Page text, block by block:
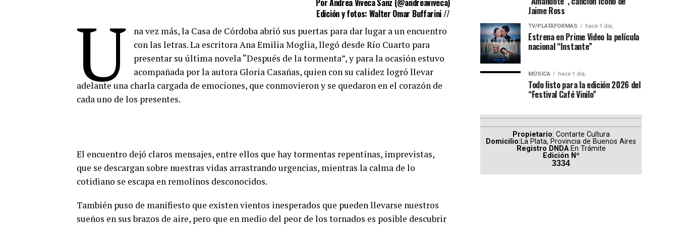
Por Andrea Viveca Sanz (@andreaviveca)
Edición y fotos: Walter Omar Buffarini //
U
na vez más, la Casa de Córdoba abrió sus puertas para dar lugar a un encuentro
con las letras. La escritora Ana Emilia Moglia, llegó desde Río Cuarto para
presentar su última novela “Después de la tormenta”, y para la ocasión estuvo
acompañada por la autora Gloria Casañas, quien con su calidez logró llevar
adelante una charla cargada de emociones, que conmovieron y se quedaron en el corazón de
cada uno de los presentes.
El encuentro dejó claros mensajes, entre ellos que hay tormentas repentinas, imprevistas,
que se descargan sobre nuestras vidas arrastrando urgencias, mientras la calma de lo
cotidiano se escapa en remolinos desconocidos.
También puso de manifiesto que existen vientos inesperados que pueden llevarse nuestros
sueños en sus brazos de aire, pero que en medio del peor de los tornados es posible descubrir
Jaime Ross
TV/PLATAFORMAS hace 1 día,
Estrena en Prime Video la película
nacional “Instante”
MÚSICA hace 1 día,
Todo listo para la edición 2026 del
“Festival Café Vinilo”
Propietario: Contarte Cultura
Domicilio:La Plata, Provincia de Buenos Aires
Registro DNDA En Trámite
Edición Nº
3334